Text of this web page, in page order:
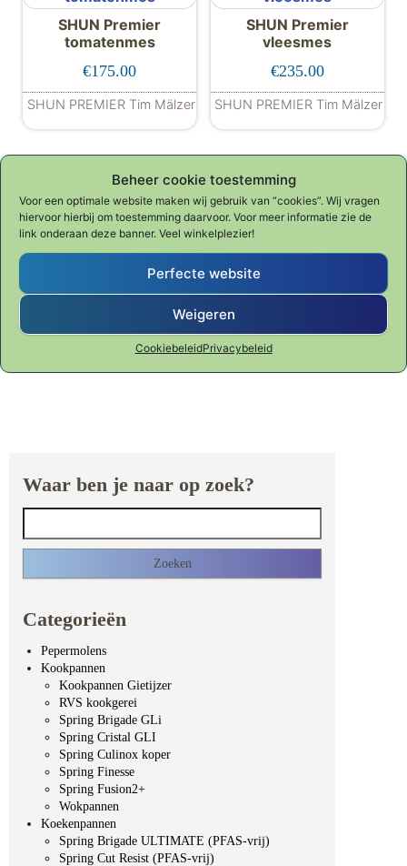
Beheer cookie toestemming
Voor een optimale website maken wij gebruik van “cookies”. Wij vragen
hiervoor hierbij om toestemming daarvoor. Voor meer informatie zie de
link onderaan deze banner. Veel winkelplezier!
Perfecte website
Weigeren
CookiebeleidPrivacybeleid
SHUN Premier
tomatenmes
€175.00
SHUN PREMIER Tim Mälzer
SHUN Premier
vleesmes
€235.00
SHUN PREMIER Tim Mälzer
SHUN Classic
universeelmes
SHUN Premier
universeelmes
SHUN PREMIER Tim Mälzer
Waar ben je naar op zoek?
Categorieën
Pepermolens
Kookpannen
Kookpannen Gietijzer
RVS kookgerei
Spring Brigade GLi
Spring Cristal GLI
Spring Culinox koper
Spring Finesse
Spring Fusion2+
Wokpannen
Koekenpannen
Spring Brigade ULTIMATE (PFAS-vrij)
Spring Cut Resist (PFAS-vrij)